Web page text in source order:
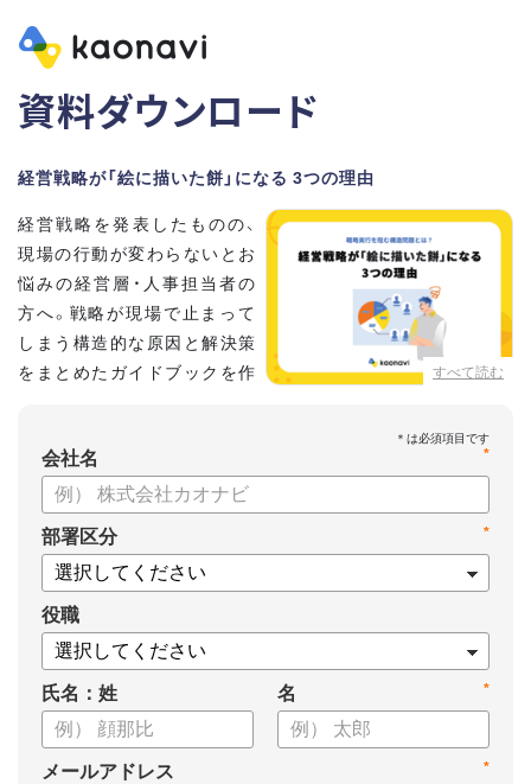
資料ダウンロード
経営戦略が「絵に描いた餅」になる 3つの理由
すべて読む
経営戦略を発表したものの、
現場の行動が変わらないとお
悩みの経営層・人事担当者の
方へ。戦略が現場で止まって
しまう構造的な原因と解決策
をまとめたガイドブックを作
本資料では、自律的に戦略を実行できる組織づくりのステップ
と、タレントマネジメントの視点から具体的なアプローチをお
届けします 。
【資料の内容】
・経営戦略が「絵に描いた餅」になる3つの理由
・人材の見える化や評価制度連動など、実務対応のポイント
・カオナビを活用した組織マネジメントの底上げ
*
会社名
*
部署区分
役職
氏名：姓 *
名
*
メールアドレス